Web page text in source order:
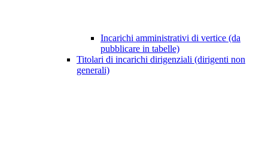
Incarichi amministrativi di vertice (da
pubblicare in tabelle)
Titolari di incarichi dirigenziali (dirigenti non
generali)